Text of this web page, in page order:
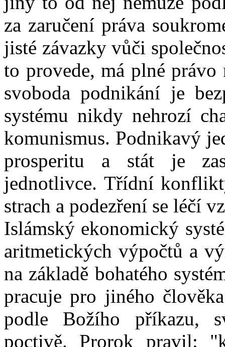
za zaručení práva
jisté závazky vůči
to provede, má plné právo
svoboda podnikání je
systému nikdy nehrozí
komunismus. Podnikavý
prosperitu a stát je
jednotlivce. Třídní
strach a podezření se léčí
Islámský ekonomický
aritmetických výpočtů a
na základě bohatého
pracuje pro jiného
podle Božího příkazu,
poctivě. Prorok pravil: